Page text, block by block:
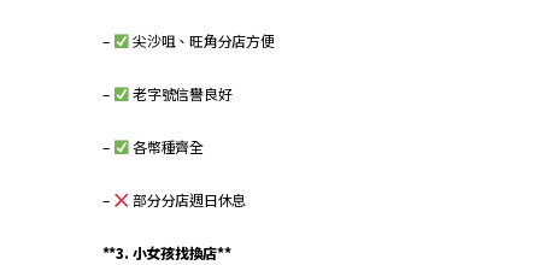
– 尖沙咀、旺角分店方便
– 老字號信譽良好
– 各幣種齊全
– 部分分店週日休息
**3. 小女孩找換店**